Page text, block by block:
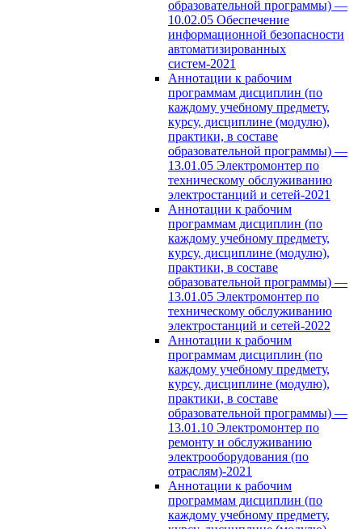
образовательной программы) —
10.02.05 Обеспечение
информационной безопасности
автоматизированных
систем-2021
Аннотации к рабочим
программам дисциплин (по
каждому учебному предмету,
курсу, дисциплине (модулю),
практики, в составе
образовательной программы) —
13.01.05 Электромонтер по
техническому обслуживанию
электростанций и сетей-2021
Аннотации к рабочим
программам дисциплин (по
каждому учебному предмету,
курсу, дисциплине (модулю),
практики, в составе
образовательной программы) —
13.01.05 Электромонтер по
техническому обслуживанию
электростанций и сетей-2022
Аннотации к рабочим
программам дисциплин (по
каждому учебному предмету,
курсу, дисциплине (модулю),
практики, в составе
образовательной программы) —
13.01.10 Электромонтер по
ремонту и обслуживанию
электрооборудования (по
отраслям)-2021
Аннотации к рабочим
программам дисциплин (по
каждому учебному предмету,